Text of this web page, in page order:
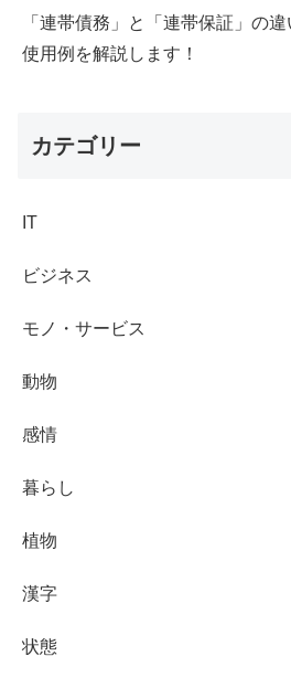
「連帯債務」と「連帯保証」の
使用例を解説します！
カテゴリー
IT
ビジネス
モノ・サービス
動物
感情
暮らし
植物
漢字
状態